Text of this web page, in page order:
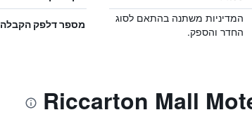
המדיניות משתנה בהתאם לסוג
החדר והספק.
מספר דלפק הקבלה